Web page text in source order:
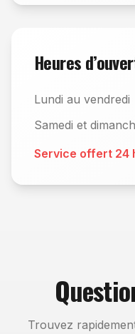
Heures
Lundi au vendredi
Samedi et
Service offert 24
Trouvez